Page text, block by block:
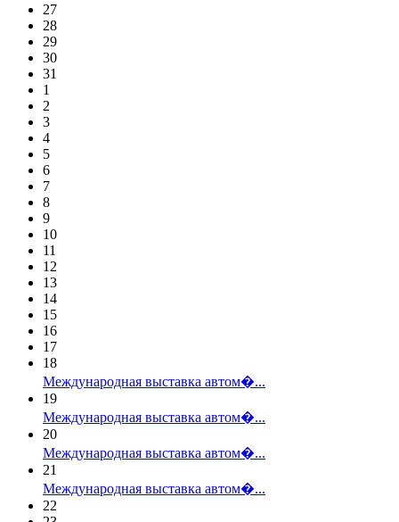
27
28
29
30
31
1
2
3
4
5
6
7
8
9
10
11
12
13
14
15
16
17
18
Международная выставка автом�...
19
Международная выставка автом�...
20
Международная выставка автом�...
21
Международная выставка автом�...
22